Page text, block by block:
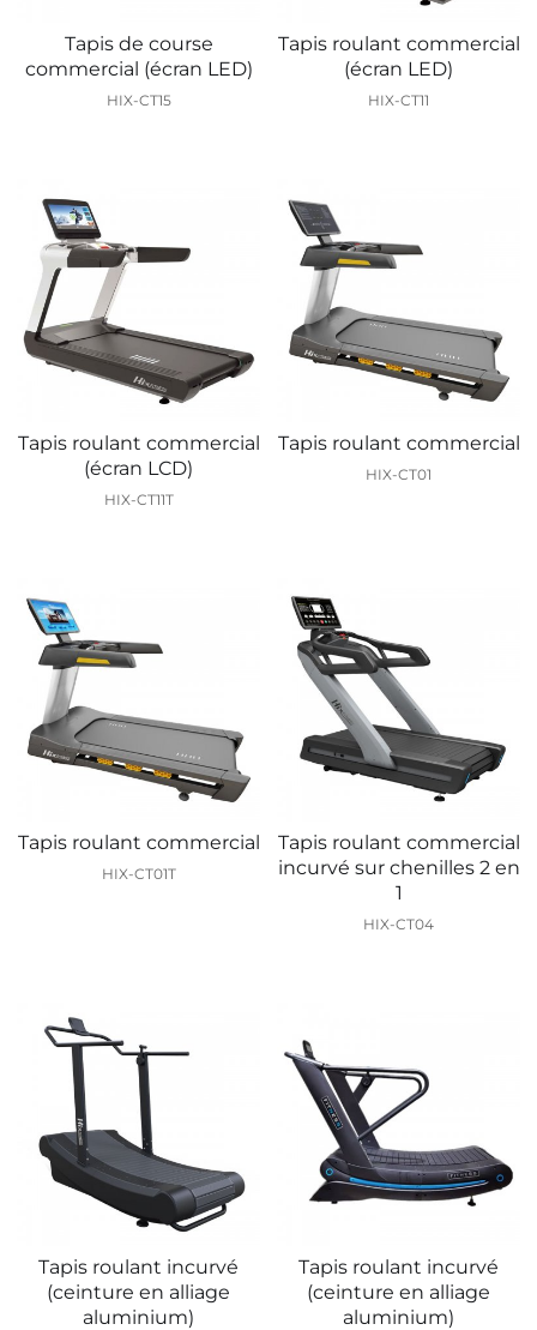
Tapis de course
commercial (écran LED)
HIX-CT15
Tapis roulant commercial
(écran LED)
HIX-CT11
Tapis roulant commercial
(écran LCD)
HIX-CT11T
Tapis roulant commercial
HIX-CT01
Tapis roulant commercial
HIX-CT01T
Tapis roulant commercial
incurvé sur chenilles 2 en
1
HIX-CT04
Tapis roulant incurvé
(ceinture en alliage
aluminium)
Tapis roulant incurvé
(ceinture en alliage
aluminium)